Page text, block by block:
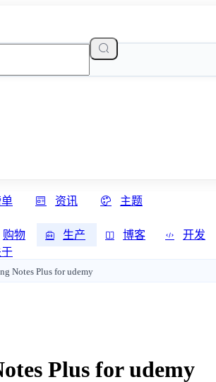
资讯
主题
购物 生产 博客 开发
Notes Plus for udemy
Plus for udemy